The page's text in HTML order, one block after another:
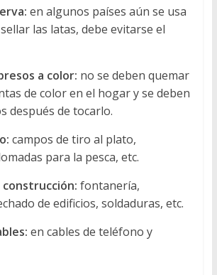
en algunos países aún se usa
las latas, debe evitarse el
a color: no se deben quemar
de color en el hogar y se deben
después de tocarlo.
campos de tiro al plato,
para la pesca, etc.
fontanería,
de edificios, soldaduras, etc.
en cables de teléfono y